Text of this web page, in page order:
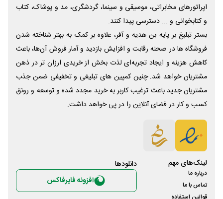
اپراتورهای مخابراتی، موسیقی و سینما، گردشگری، مد و پوشاک، کتاب
و کتابخوانی و ... دسترسی پیدا کنند.
بستر تبلیغ بر پایه بن هدیه و آفر، علاوه بر کمک به بهتر شناخته شدن
فروشگاه ها در صحنه رقابت و افزایش بازدید و آمار فروش آن‌ها، باعث
کاهش هزینه و ایجاد تجربه‌ای لذت بخش از خریدی ارزان تر در ذهن
مشتریان خواهد شد. چنین کمپین های تبلیغی و تخفیفی ضمن جذب
مشتریان جدید باعث ترغیب کاربر به خرید مجدد شده و توسعه و رونق
کسب و کار در فضای آنلاین را در پی خواهد داشت.
لینک‌های مهم
درباره ما
تماس با ما
قوانین استفاده
دانلود‌ها
افزونه فایرفاکس